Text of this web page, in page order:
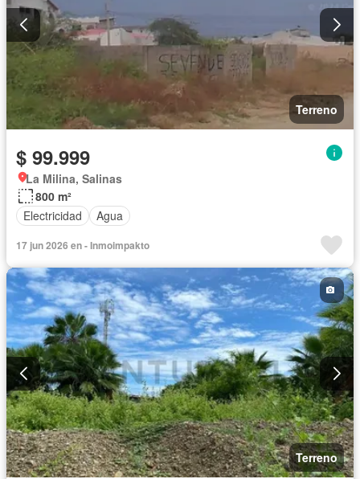
Terreno
$ 99.999
La Milina, Salinas
800 m²
Electricidad
Agua
17 jun 2026 en - Inmoimpakto
Terreno